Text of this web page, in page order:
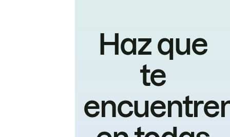
Haz que
te